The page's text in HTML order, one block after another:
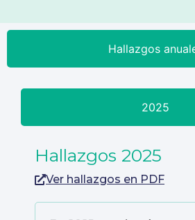
Hallazgos
2025
Hallazgos 2025
Ver hallazgos en PDF